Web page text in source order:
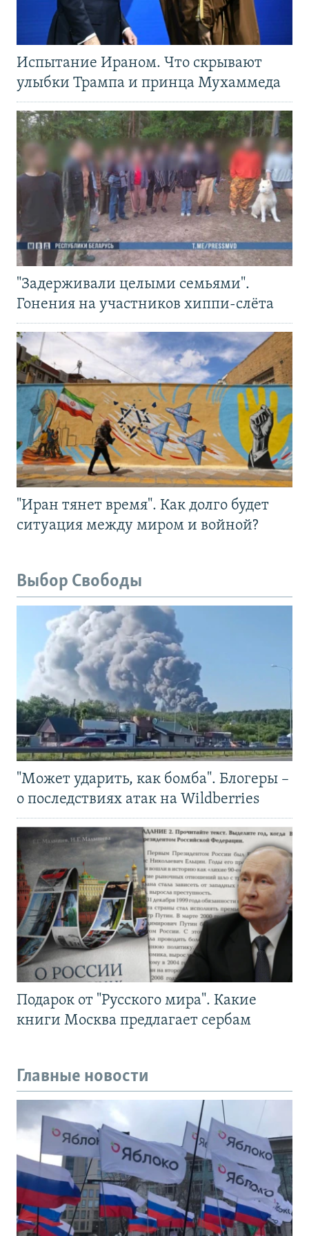
Испытание Ираном. Что скрывают
улыбки Трампа и принца Мухаммеда
"Задерживали целыми семьями".
Гонения на участников хиппи-слёта
"Иран тянет время". Как долго будет
ситуация между миром и войной?
Выбор Свободы
"Может ударить, как бомба". Блогеры –
о последствиях атак на Wildberries
Подарок от "Русского мира". Какие
книги Москва предлагает сербам
Главные новости